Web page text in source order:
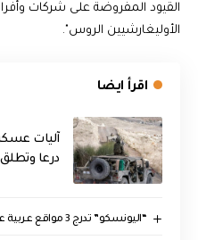
القيود المفروضة على شركات
الأوليغارشيين الروس".
اقرأ ايضا
آليات
درعا وتطلق
“اليونسكو” تدرج 3 مواقع عربية على قائمة التراث “المهدد”